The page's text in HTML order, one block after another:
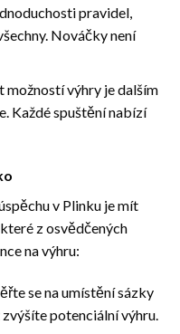
pravidel,
Nováčky není
výhry je dalším
Každé spuštění nabízí
v Plinku je mít
z osvědčených
na výhru:
se na umístění sázky
zvýšíte potenciální výhru.